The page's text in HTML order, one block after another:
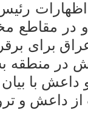
و در
برای
در
و داعش با
داعش و